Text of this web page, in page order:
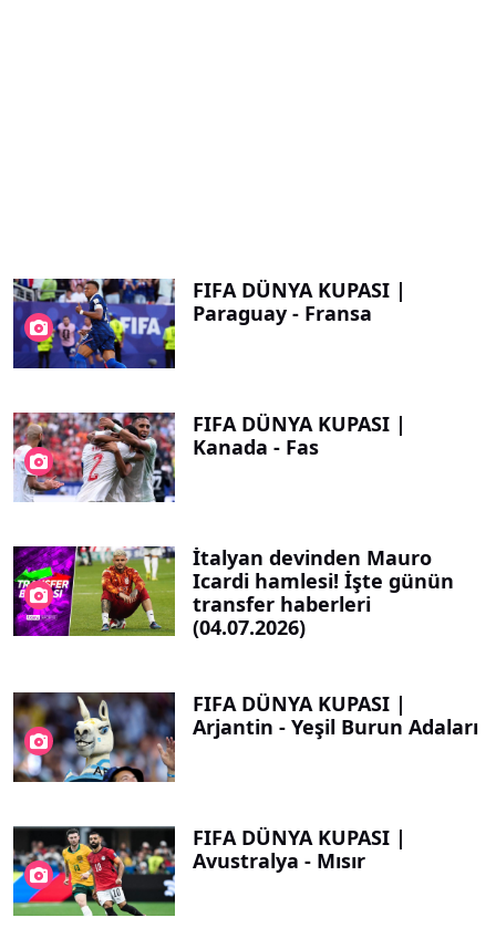
FIFA DÜNYA KUPASI |
Paraguay - Fransa
FIFA DÜNYA KUPASI |
Kanada - Fas
İtalyan devinden Mauro
Icardi hamlesi! İşte günün
transfer haberleri
(04.07.2026)
FIFA DÜNYA KUPASI |
Arjantin - Yeşil Burun Adaları
FIFA DÜNYA KUPASI |
Avustralya - Mısır